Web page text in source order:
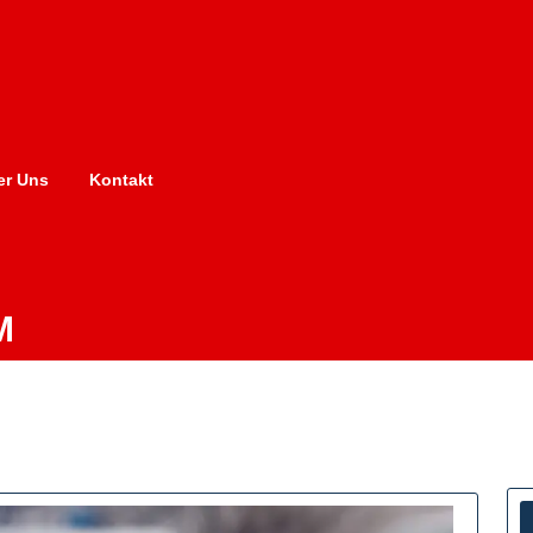
Uns Kontakt